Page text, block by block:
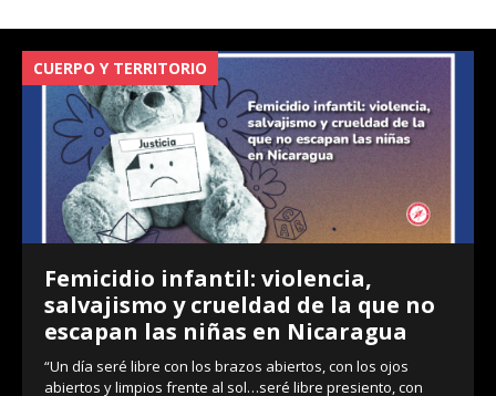
CUERPO Y TERRITORIO
Femicidio infantil: violencia,
salvajismo y crueldad de la que no
escapan las niñas en Nicaragua
“Un día seré libre con los brazos abiertos, con los ojos
abiertos y limpios frente al sol…seré libre presiento, con